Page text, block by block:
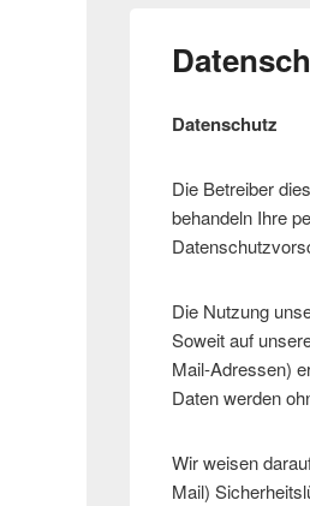
Datenschutz
Die Betreiber
behandeln Ihre
Die Nutzung
Soweit auf
Mail-Adressen)
Daten werden
Wir weisen
Mail)